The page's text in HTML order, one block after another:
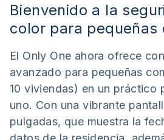
Bienvenido a la
color para pequeñas
El Only One ahora ofrece
avanzado para pequeñas
10 viviendas) en un práctico
uno. Con una vibrante
pulgadas, que muestra la